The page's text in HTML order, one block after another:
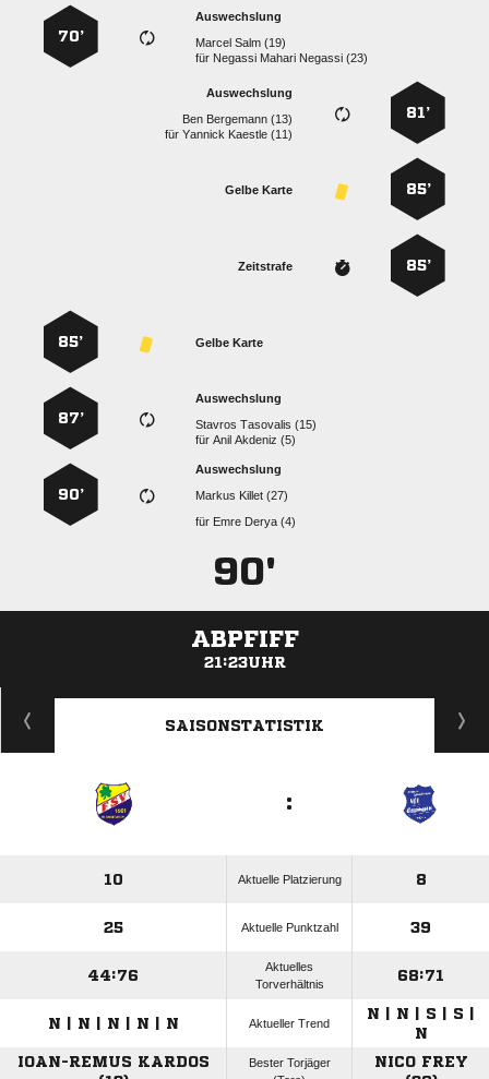
Auswechslung
  
für    
70’
81’
Auswechslung
  
für  
85’
Gelbe Karte
85’
Zeitstrafe
Gelbe Karte
85’
Auswechslung
  
für  
87’
Auswechslung
  
für   
90’
90'
ABPFIFF
21:23UHR
ANZEIGE
SAISONSTATISTIK
:
10 Aktuelle Platzierung 8
25 Aktuelle Punktzahl 39
44:76
Aktuelles
Torverhältnis
68:71
N | N | N | N | N Aktueller Trend
N | N | S | S |
N
IOAN-REMUS KARDOS
Bester Torjäger
NICO FREY